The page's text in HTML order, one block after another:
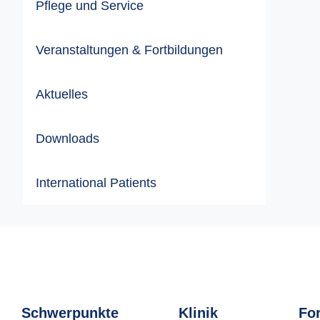
Pflege und Service
Veranstaltungen & Fortbildungen
Aktuelles
Downloads
International Patients
Schwerpunkte Klinik